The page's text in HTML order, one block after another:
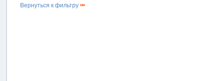
Вернуться к фильтру